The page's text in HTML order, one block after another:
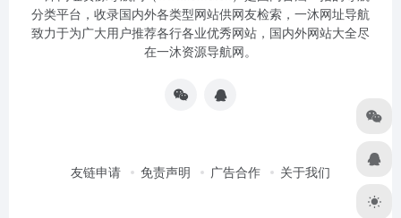
分类平台，收录国内外各类型网站供网友检索，一沐网址导航
致力于为广大用户推荐各行各业优秀网站，国内外网站大全尽
在一沐资源导航网。
友链申请 免责声明 广告合作 关于我们